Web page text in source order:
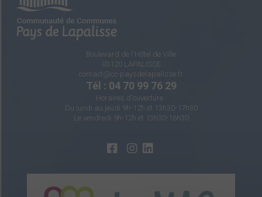
Boulevard de l'Hôtel de Ville
03120 LAPALISSE
contact@cc-paysdelapalisse.fr
Tél : 04 70 99 76 29
Horaires d'ouverture :
Du lundi au jeudi 9h-12h et 13h30-17h30
Le vendredi 9h-12h et 13h30-16h30